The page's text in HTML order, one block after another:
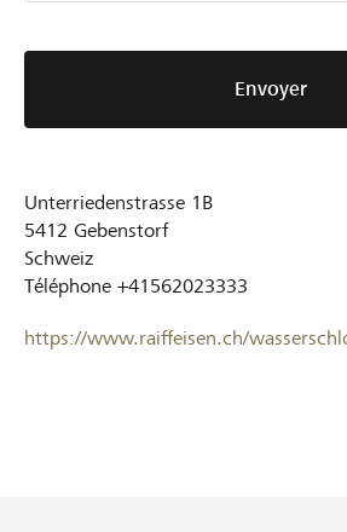
Envoyer
Unterriedenstrasse 1B
5412 Gebenstorf
Schweiz
Téléphone +41562023333
https://www.raiffeisen.ch/